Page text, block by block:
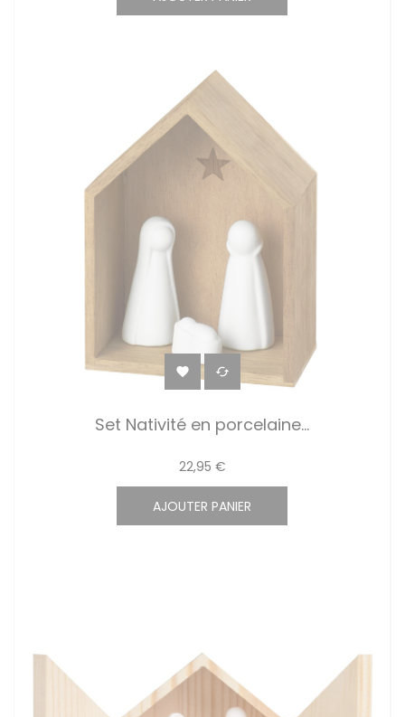
 
Set Nativité en porcelaine...
22,95 €
AJOUTER PANIER